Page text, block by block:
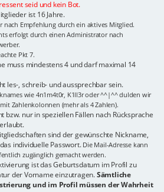
seid und kein Bot.
ist 16 Jahre.
nach Empfehlung durch ein aktives Mitglied.
erfolgt durch einen Administrator nach
Pkt 7.
muss mindestens 4 und darf maximal 14
les-, schreib- und aussprechbar sein.
wie 4n1m4t0r, K1ll3r oder ^^|^^ dulden wir
Zahlenkolonnen (mehr als 4 Zahlen).
bzw. nur in speziellen Fällen nach Rücksprache
sind der gewünschte Nickname,
individuelle Passwort. Die Mail-Adresse kann
zugänglich gemacht werden.
ist das Geburtsdatum im Profil zu
der Vorname einzutragen.Sämtliche
und im Profil müssen der Wahrheit